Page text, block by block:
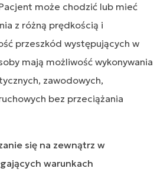
może chodzić lub mieć
z różną prędkością i
przeszkód występujących w
mają możliwość wykonywania
zawodowych,
bez przeciążania
się na zewnątrz w
warunkach